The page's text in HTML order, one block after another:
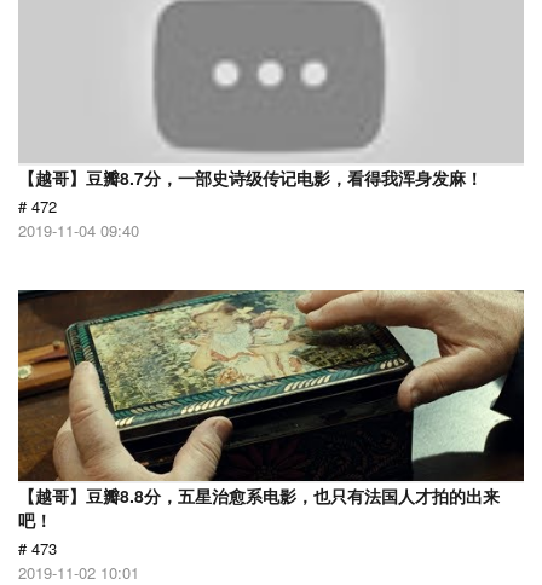
【越哥】豆瓣8.7分，一部史诗级传记电影，看得我浑身发麻！
# 472
2019-11-04 09:40
【越哥】豆瓣8.8分，五星治愈系电影，也只有法国人才拍的出来
吧！
# 473
2019-11-02 10:01